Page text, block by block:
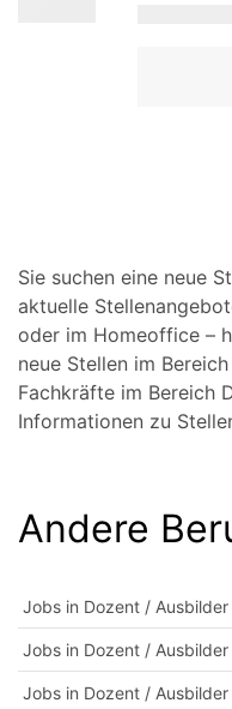
Sie suchen eine neue
aktuelle
oder im Homeoffice –
neue Stellen im
Fachkräfte im Bereich
Informationen zu
Andere
Jobs in Dozent /
Jobs in Dozent /
Jobs in Dozent /